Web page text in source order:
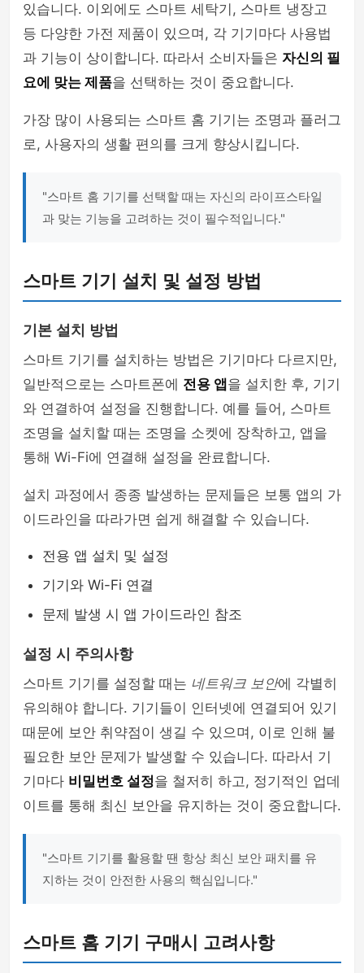
있습니다. 이외에도 스마트 세탁기, 스마트 냉장고
등 다양한 가전 제품이 있으며, 각 기기마다 사용법
과 기능이 상이합니다. 따라서 소비자들은 자신의 필
요에 맞는 제품을 선택하는 것이 중요합니다.
가장 많이 사용되는 스마트 홈 기기는 조명과 플러그
로, 사용자의 생활 편의를 크게 향상시킵니다.
"스마트 홈 기기를 선택할 때는 자신의 라이프스타일
과 맞는 기능을 고려하는 것이 필수적입니다."
스마트 기기 설치 및 설정 방법
기본 설치 방법
스마트 기기를 설치하는 방법은 기기마다 다르지만,
일반적으로는 스마트폰에 전용 앱 을 설치한 후, 기기
와 연결하여 설정을 진행합니다. 예를 들어, 스마트
조명을 설치할 때는 조명을 소켓에 장착하고, 앱을
통해 Wi-Fi에 연결해 설정을 완료합니다.
설치 과정에서 종종 발생하는 문제들은 보통 앱의 가
이드라인을 따라가면 쉽게 해결할 수 있습니다.
전용 앱 설치 및 설정
기기와 Wi-Fi 연결
문제 발생 시 앱 가이드라인 참조
설정 시 주의사항
스마트 기기를 설정할 때는 네트워크 보안에 각별히
유의해야 합니다. 기기들이 인터넷에 연결되어 있기
때문에 보안 취약점이 생길 수 있으며, 이로 인해 불
필요한 보안 문제가 발생할 수 있습니다. 따라서 기
기마다 비밀번호 설정을 철저히 하고, 정기적인 업데
이트를 통해 최신 보안을 유지하는 것이 중요합니다.
"스마트 기기를 활용할 땐 항상 최신 보안 패치를 유
지하는 것이 안전한 사용의 핵심입니다."
스마트 홈 기기 구매시 고려사항